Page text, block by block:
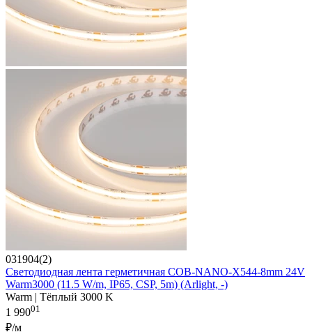
031904(2)
Светодиодная лента герметичная COB-NANO-X544-8mm 24V
Warm3000 (11.5 W/m, IP65, CSP, 5m) (Arlight, -)
Warm | Тёплый 3000 K
1 99001
₽/м